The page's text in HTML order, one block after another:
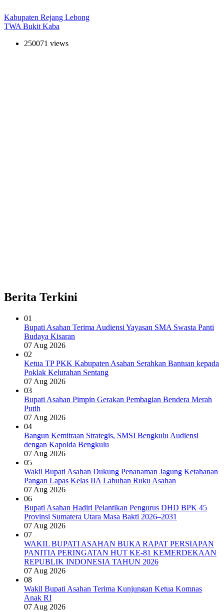
Kabupaten Rejang Lebong
TWA Bukit Kaba
250071 views
Berita Terkini
01
Bupati Asahan Terima Audiensi Yayasan SMA Swasta Panti
Budaya Kisaran
07 Aug 2026
02
Ketua TP PKK Kabupaten Asahan Serahkan Bantuan kepada
Poklak Kelurahan Sentang
07 Aug 2026
03
Bupati Asahan Pimpin Gerakan Pembagian Bendera Merah
Putih
07 Aug 2026
04
Bangun Kemitraan Strategis, SMSI Bengkulu Audiensi
dengan Kapolda Bengkulu
07 Aug 2026
05
Wakil Bupati Asahan Dukung Penanaman Jagung Ketahanan
Pangan Lapas Kelas IIA Labuhan Ruku Asahan
07 Aug 2026
06
Bupati Asahan Hadiri Pelantikan Pengurus DHD BPK 45
Provinsi Sumatera Utara Masa Bakti 2026–2031
07 Aug 2026
07
WAKIL BUPATI ASAHAN BUKA RAPAT PERSIAPAN
PANITIA PERINGATAN HUT KE-81 KEMERDEKAAN
REPUBLIK INDONESIA TAHUN 2026
07 Aug 2026
08
Wakil Bupati Asahan Terima Kunjungan Ketua Komnas
Anak RI
07 Aug 2026